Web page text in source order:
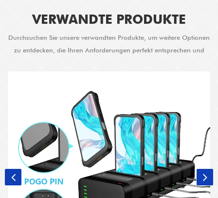
VERWANDTE PRODUKTE
Durchsuchen Sie unsere verwandten Produkte, um weitere Optionen
zu entdecken, die Ihren Anforderungen perfekt entsprechen und